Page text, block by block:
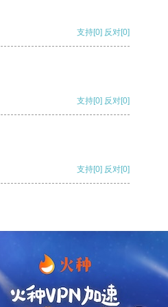
支持[0] 反对[0]
支持[0] 反对[0]
支持[0] 反对[0]